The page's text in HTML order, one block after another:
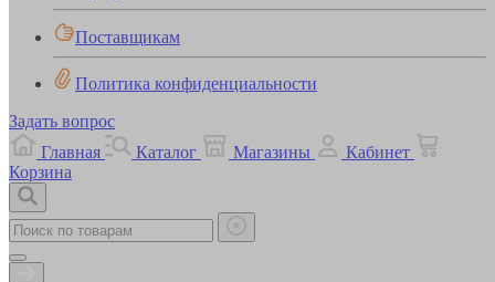
Поставщикам
Политика конфиденциальности
Задать вопрос
Главная
Каталог Магазины
Кабинет
Корзина